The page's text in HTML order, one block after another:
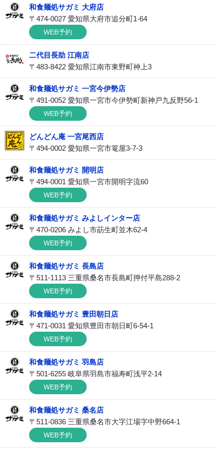
和食麺処サガミ 大府店
〒474-0027 愛知県大府市追分町1-64
WEB予約
二代目長助 江南店
〒483-8422 愛知県江南市東野町神上3
和食麺処サガミ 一宮今伊勢店
〒491-0052 愛知県一宮市今伊勢町新神戸九反野56-1
WEB予約
どんどん庵 一宮尾西店
〒494-0002 愛知県一宮市篭屋3-7-3
和食麺処サガミ 開明店
〒494-0001 愛知県一宮市開明字流60
WEB予約
和食麺処サガミ みよしインター店
〒470-0206 みよし市莇生町並木62-4
WEB予約
和食麺処サガミ 長島店
〒511-1113 三重県桑名市長島町押付平島288-2
WEB予約
和食麺処サガミ 豊田朝日店
〒471-0031 愛知県豊田市朝日町6-54-1
WEB予約
和食麺処サガミ 羽島店
〒501-6255 岐阜県羽島市福寿町浅平2-14
WEB予約
和食麺処サガミ 桑名店
〒511-0836 三重県桑名市大字江場字中野664-1
WEB予約